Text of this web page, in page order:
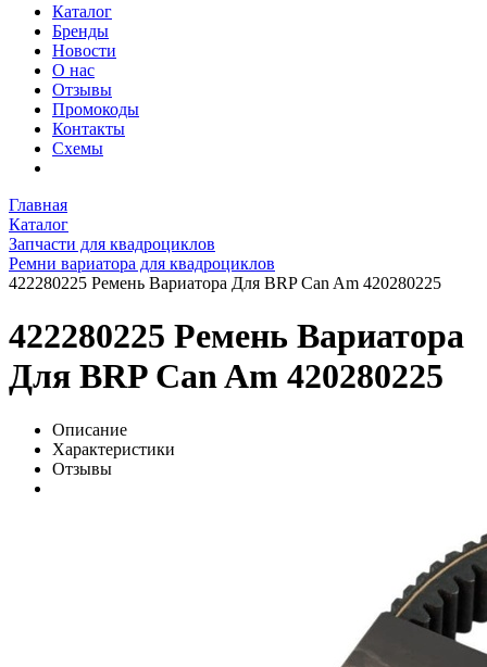
Каталог
Бренды
Новости
О нас
Отзывы
Промокоды
Контакты
Схемы
Главная
Каталог
Запчасти для квадроциклов
Ремни вариатора для квадроциклов
422280225 Ремень Вариатора Для BRP Can Am 420280225
422280225 Ремень Вариатора
Для BRP Can Am 420280225
Описание
Характеристики
Отзывы